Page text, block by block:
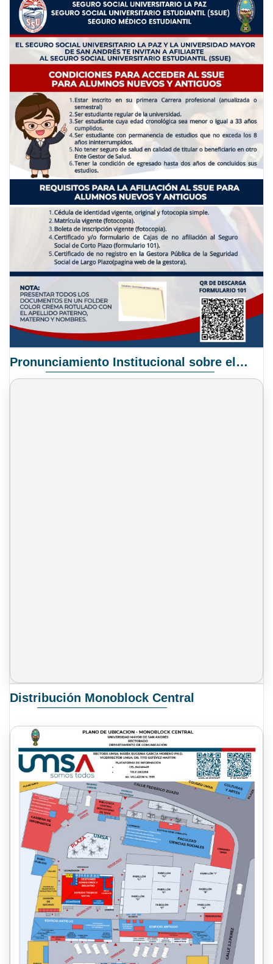
Pronunciamiento Institucional sobre el Proyecto de Ley N° 068/2025-2026 C.S.
Distribución Monoblock Central